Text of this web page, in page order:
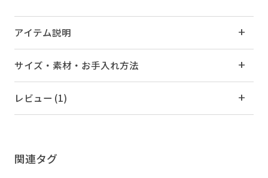
アイテム説明
サイズ・素材・お手入れ方法
レビュー (1)
関連タグ